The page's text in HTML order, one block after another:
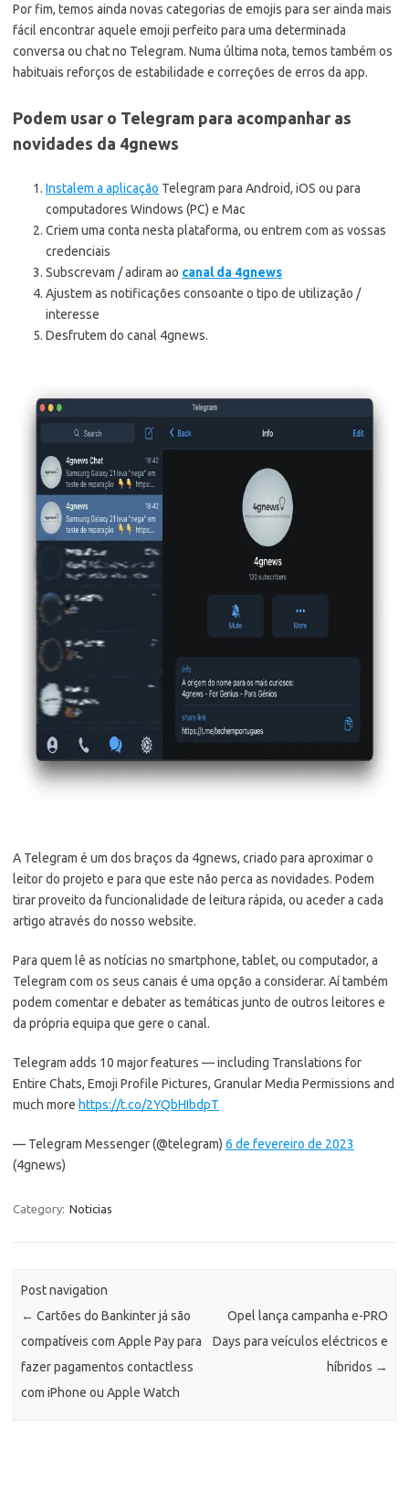
Por fim, temos ainda novas categorias de emojis para ser ainda mais
fácil encontrar aquele emoji perfeito para uma determinada
conversa ou chat no Telegram. Numa última nota, temos também os
habituais reforços de estabilidade e correções de erros da app.
Podem usar o Telegram para acompanhar as
novidades da 4gnews
Instalem a aplicação Telegram para Android, iOS ou para
computadores Windows (PC) e Mac
Criem uma conta nesta plataforma, ou entrem com as vossas
credenciais
Subscrevam / adiram ao canal da 4gnews
Ajustem as notificações consoante o tipo de utilização /
interesse
Desfrutem do canal 4gnews.
A Telegram é um dos braços da 4gnews, criado para aproximar o
leitor do projeto e para que este não perca as novidades. Podem
tirar proveito da funcionalidade de leitura rápida, ou aceder a cada
artigo através do nosso website.
Para quem lê as notícias no smartphone, tablet, ou computador, a
Telegram com os seus canais é uma opção a considerar. Aí também
podem comentar e debater as temáticas junto de outros leitores e
da própria equipa que gere o canal.
Telegram adds 10 major features — including Translations for
Entire Chats, Emoji Profile Pictures, Granular Media Permissions and
much more https://t.co/2YQbHIbdpT
— Telegram Messenger (@telegram) 6 de fevereiro de 2023
(4gnews)
Category: Noticias
Post navigation
← Cartões do Bankinter já são
compatíveis com Apple Pay para
fazer pagamentos contactless
com iPhone ou Apple Watch
Opel lança campanha e-PRO
Days para veículos eléctricos e
híbridos →